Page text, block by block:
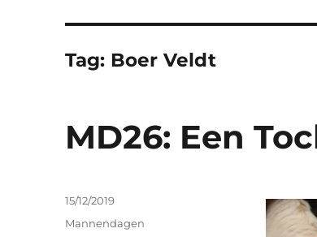
Tag: Boer Veldt
MD26: Een
15/12/2019
Mannendagen